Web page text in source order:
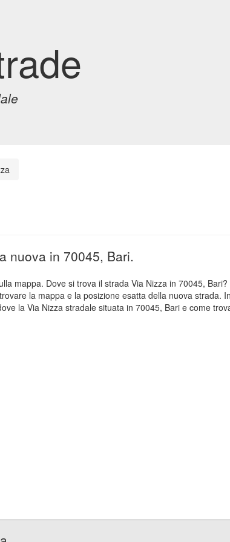
nuova in 70045, Bari.
mappa. Dove si trova il strada Via Nizza in 70045,
la mappa e la posizione esatta della nuova
la Via Nizza stradale situata in 70045, Bari e come